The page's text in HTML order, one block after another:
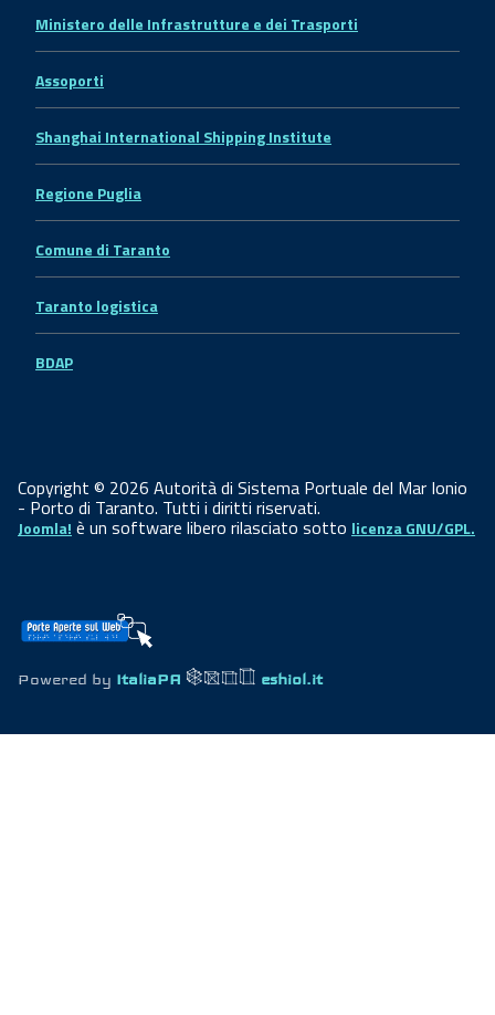
Ministero delle Infrastrutture e dei Trasporti
Assoporti
Shanghai International Shipping Institute
Regione Puglia
Comune di Taranto
Taranto logistica
BDAP
Copyright © 2026 Autorità di Sistema Portuale del Mar Ionio
- Porto di Taranto. Tutti i diritti riservati.
Joomla! è un software libero rilasciato sotto licenza GNU/GPL.
Powered by ItaliaPA eshiol.it